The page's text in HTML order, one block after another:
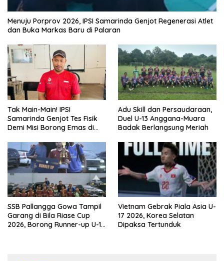
Menuju Porprov 2026, IPSI Samarinda Genjot Regenerasi Atlet
dan Buka Markas Baru di Palaran
Tak Main-Main! IPSI
Samarinda Genjot Tes Fisik
Demi Misi Borong Emas di
Adu Skill dan Persaudaraan,
Duel U-13 Anggana-Muara
Badak Berlangsung Meriah
SSB Pallangga Gowa Tampil
Garang di Bila Riase Cup
2026, Borong Runner-up U-10
Vietnam Gebrak Piala Asia U-
17 2026, Korea Selatan
Dipaksa Tertunduk